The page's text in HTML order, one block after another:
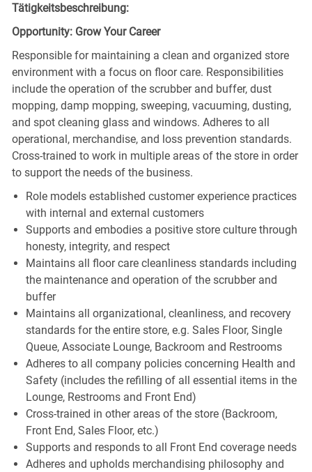
Tätigkeitsbeschreibung:
Opportunity: Grow Your Career
Responsible for maintaining a clean and organized store
environment with a focus on floor care. Responsibilities
include the operation of the scrubber and buffer, dust
mopping, damp mopping, sweeping, vacuuming, dusting,
and spot cleaning glass and windows. Adheres to all
operational, merchandise, and loss prevention standards.
Cross-trained to work in multiple areas of the store in order
to support the needs of the business.
Role models established customer experience practices
with internal and external customers
Supports and embodies a positive store culture through
honesty, integrity, and respect
Maintains all floor care cleanliness standards including
the maintenance and operation of the scrubber and
buffer
Maintains all organizational, cleanliness, and recovery
standards for the entire store, e.g. Sales Floor, Single
Queue, Associate Lounge, Backroom and Restrooms
Adheres to all company policies concerning Health and
Safety (includes the refilling of all essential items in the
Lounge, Restrooms and Front End)
Cross-trained in other areas of the store (Backroom,
Front End, Sales Floor, etc.)
Supports and responds to all Front End coverage needs
Adheres and upholds merchandising philosophy and